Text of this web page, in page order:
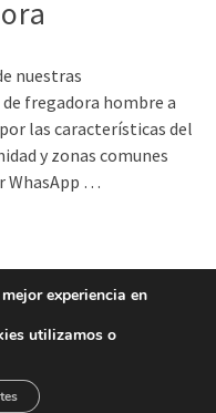
nuestras
fregadora hombre a
las características del
y zonas comunes
WhasApp …
diseño por Limpiezas mijilla
experiencia en
utilizamos o